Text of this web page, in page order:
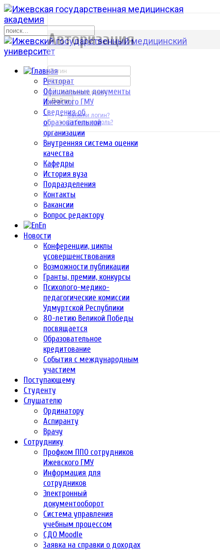
Ректорат
Официальные документы
Ижевского ГМУ
Сведения об
образовательной
организации
Внутренняя система оценки
качества
Кафедры
История вуза
Подразделения
Контакты
Вакансии
Вопрос редактору
En
Новости
Конференции, циклы
усовершенствования
Возможности публикации
Гранты, премии, конкурсы
Психолого-медико-
педагогические комиссии
Удмуртской Республики
80-летию Великой Победы
посвящается
Образовательное
кредитование
События с международным
участием
Поступающему
Студенту
Слушателю
Ординатору
Аспиранту
Врачу
Сотруднику
Профком ППО сотрудников
Ижевского ГМУ
Информация для
сотрудников
Электронный
документооборот
Система управления
учебным процессом
СДО Moodle
Заявка на справки о доходах
р
Авторизация
Запомнить меня
Войти
Забыли логин?
Забыли пароль?